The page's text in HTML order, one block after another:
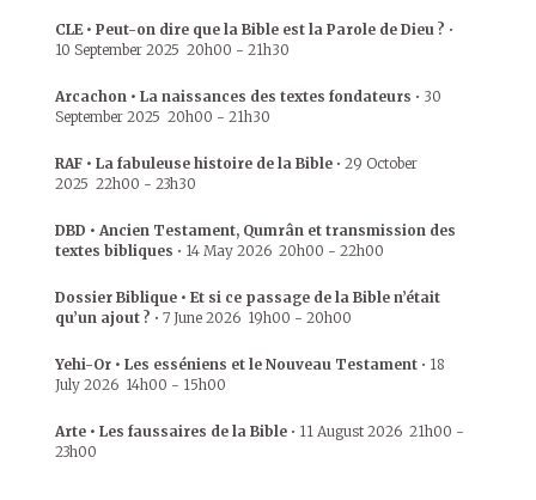
CLE • Peut-on dire que la Bible est la Parole de Dieu ? •
10 September 2025 20h00 - 21h30
Arcachon • La naissances des textes fondateurs • 30
September 2025 20h00 - 21h30
RAF • La fabuleuse histoire de la Bible • 29 October
2025 22h00 - 23h30
DBD • Ancien Testament, Qumrân et transmission des
textes bibliques • 14 May 2026 20h00 - 22h00
Dossier Biblique • Et si ce passage de la Bible n’était
qu’un ajout ? • 7 June 2026 19h00 - 20h00
Yehi-Or • Les esséniens et le Nouveau Testament • 18
July 2026 14h00 - 15h00
Arte • Les faussaires de la Bible • 11 August 2026 21h00 -
23h00